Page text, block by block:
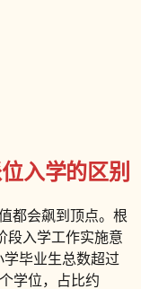
入学的区别
都会飙到顶点。根
段入学工作实施意
毕业生总数超过
学位，占比约